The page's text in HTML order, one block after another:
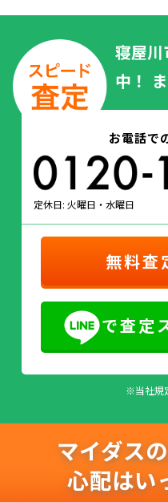
寝屋
中！
お電話で
定休日: 火曜日・水曜日
無料査
で査定
※当社規
マイダス
心配はい